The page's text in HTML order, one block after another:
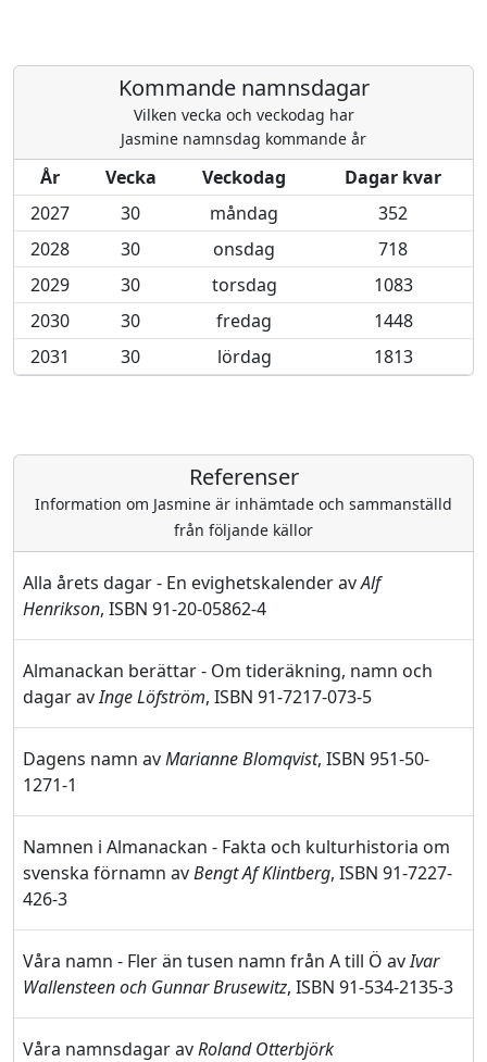
Kommande namnsdagar
Vilken vecka och veckodag har
Jasmine namnsdag kommande år
År Vecka Veckodag
Dagar kvar
2027
30 måndag
352
2028
30 onsdag
718
2029
30 torsdag
1083
2030
30 fredag
1448
2031
30 lördag 1813
Referenser
Information om Jasmine är inhämtade och sammanställd
från följande källor
Alla årets dagar - En evighetskalender avAlf
Henrikson, ISBN 91-20-05862-4
Almanackan berättar - Om tideräkning, namn och
dagar avInge Löfström, ISBN 91-7217-073-5
Dagens namn avMarianne Blomqvist, ISBN 951-50-
1271-1
Namnen i Almanackan - Fakta och kulturhistoria om
svenska förnamn avBengt Af Klintberg, ISBN 91-7227-
426-3
Våra namn - Fler än tusen namn från A till Ö avIvar
Wallensteen och Gunnar Brusewitz, ISBN 91-534-2135-3
Våra namnsdagar avRoland Otterbjörk